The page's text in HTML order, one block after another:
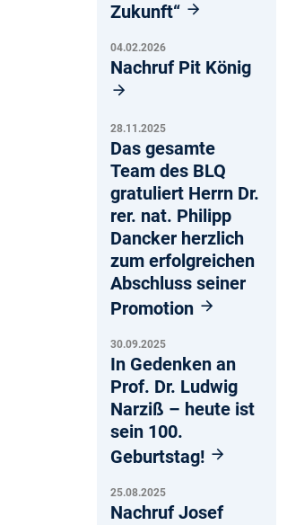
Zukunft“
04.02.2026
Nachruf Pit König
28.11.2025
Das gesamte
Team des BLQ
gratuliert Herrn Dr.
rer. nat. Philipp
Dancker herzlich
zum erfolgreichen
Abschluss seiner
Promotion
30.09.2025
In Gedenken an
Prof. Dr. Ludwig
Narziß – heute ist
sein 100.
Geburtstag!
25.08.2025
Nachruf Josef